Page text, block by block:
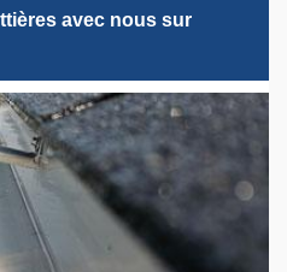
avec nous sur